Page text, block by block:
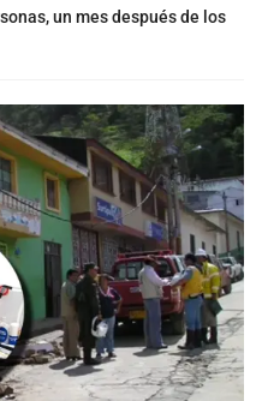
un mes después de los